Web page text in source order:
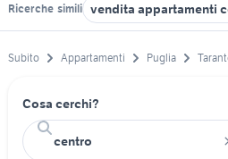
Ricerche simili vendita appartamenti
Subito Appartamenti Puglia
Cosa cerchi?